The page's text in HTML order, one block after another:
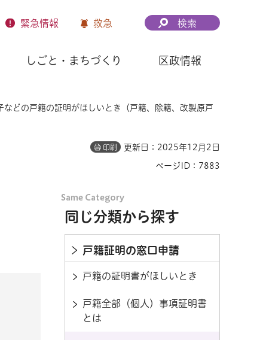
緊急情報 救急 検索
しごと・まちづくり 区政情報
などの戸籍の証明がほしいとき（戸籍、除籍、改製原戸
印刷 更新日：2025年12月2日
ページID：7883
同じ分類から探す
戸籍証明の窓口申請
戸籍の証明書がほしいとき
戸籍全部（個人）事項証明書
とは